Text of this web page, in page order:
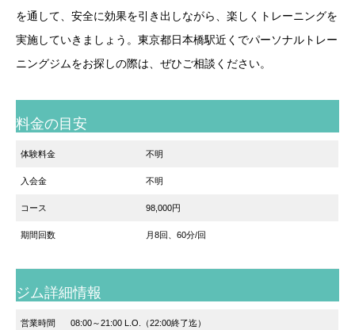
を通して、安全に効果を引き出しながら、楽しくトレーニングを
実施していきましょう。東京都日本橋駅近くでパーソナルトレー
ニングジムをお探しの際は、ぜひご相談ください。
料金の目安
体験料金 不明
入会金 不明
コース 98,000円
期間回数 月8回、60分/回
ジム詳細情報
営業時間
08:00～21:00 L.O.（22:00終了迄）